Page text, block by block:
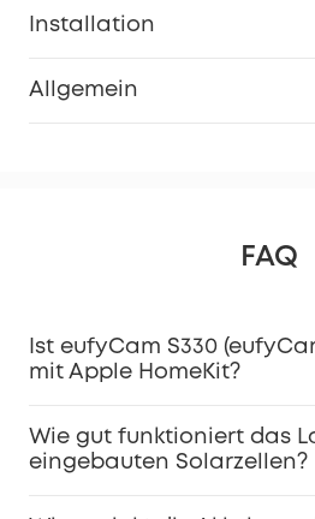
Installation
Allgemein
FAQ
Ist eufyCam S330
mit Apple HomeKit?
Wie gut funktioniert das
eingebauten Solarzellen?